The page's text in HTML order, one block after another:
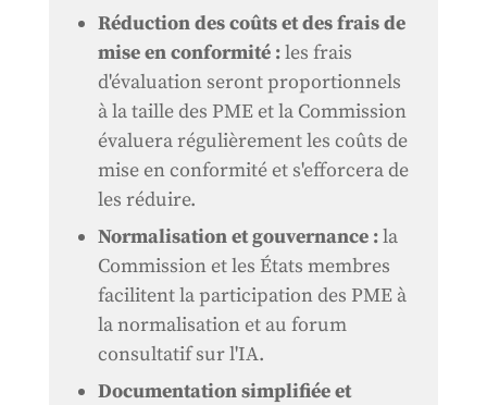
Réduction des coûts et des frais de
mise en conformité :les frais
d'évaluation seront proportionnels
à la taille des PME et la Commission
évaluera régulièrement les coûts de
mise en conformité et s'efforcera de
les réduire.
Normalisation et gouvernance :la
Commission et les États membres
facilitent la participation des PME à
la normalisation et au forum
consultatif sur l'IA.
Documentation simplifiée et